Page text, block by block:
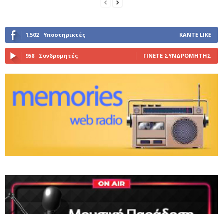
1,502 Υποστηρικτές ΚΆΝΤΕ LIKE
958 Συνδρομητές ΓΊΝΕΤΕ ΣΥΝΔΡΟΜΗΤΉΣ